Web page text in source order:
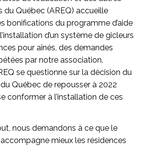
du Québec (AREQ) accueille
bonifications du programme d’aide
d’un système de gicleurs
pour aînés, des demandes
par notre association.
se questionne sur la décision du
Québec de repousser à 2022
conformer à l’installation de ces
nous demandons à ce que le
mieux les résidences